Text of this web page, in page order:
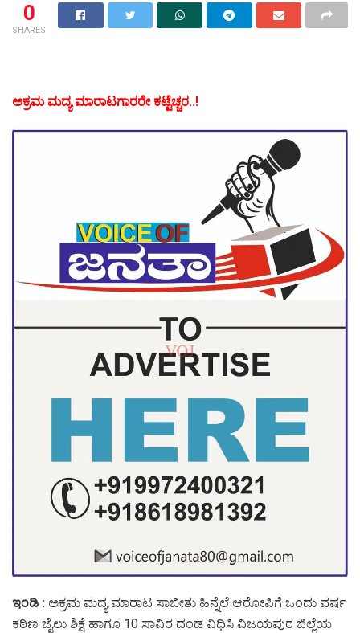
0
SHARES
ಅಕ್ರಮ ಮದ್ಯ ಮಾರಾಟಗಾರರೇ ಕಟ್ಟೆಚ್ಚರ..!
ಇಂಡಿ : ಅಕ್ರಮ ಮದ್ಯ ಮಾರಾಟ ಸಾಬೀತು ಹಿನ್ನೆಲೆ ಆರೋಪಿಗೆ ಒಂದು ವರ್ಷ
ಕಠಿಣ ಜೈಲು ಶಿಕ್ಷೆ ಹಾಗೂ 10 ಸಾವಿರ ದಂಡ ವಿಧಿಸಿ ವಿಜಯಪುರ ಜಿಲ್ಲೆಯ